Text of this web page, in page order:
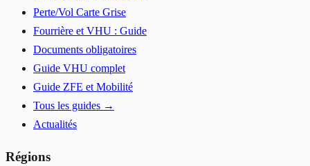
Perte/Vol Carte Grise
Fourrière et VHU : Guide
Documents obligatoires
Guide VHU complet
Guide ZFE et Mobilité
Tous les guides →
Actualités
Régions